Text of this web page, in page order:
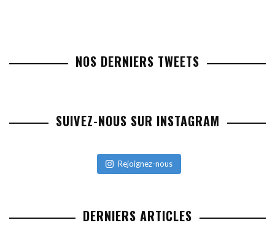
NOS DERNIERS TWEETS
SUIVEZ-NOUS SUR INSTAGRAM
Rejoignez-nous
DERNIERS ARTICLES